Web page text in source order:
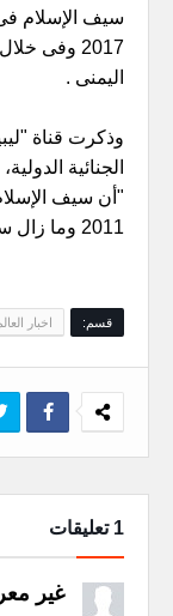
2017 وفى
اليمنى .
وذكرت قناة
الجنائية
"أن سيف
2011 وما زال ساريا الى الآن".
قسم: اخبار
1 تعليقات
غير